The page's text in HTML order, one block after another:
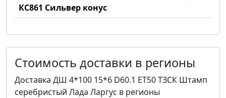
КС861 Сильвер конус
Стоимость доставки в регионы
Доставка ДШ 4*100 15*6 D60.1 ET50 ТЗСК Штамп
серебристый Лада Ларгус в регионы